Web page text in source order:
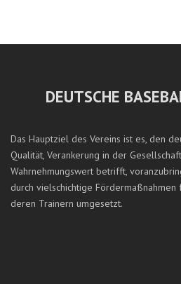
DEUTSCHE
Das Hauptziel des Vereins ist es, den
Qualität, Verankerung in der
Wahrnehmungswert betrifft,
durch vielschichtige Fördermaßnahmen
deren Trainern umgesetzt.